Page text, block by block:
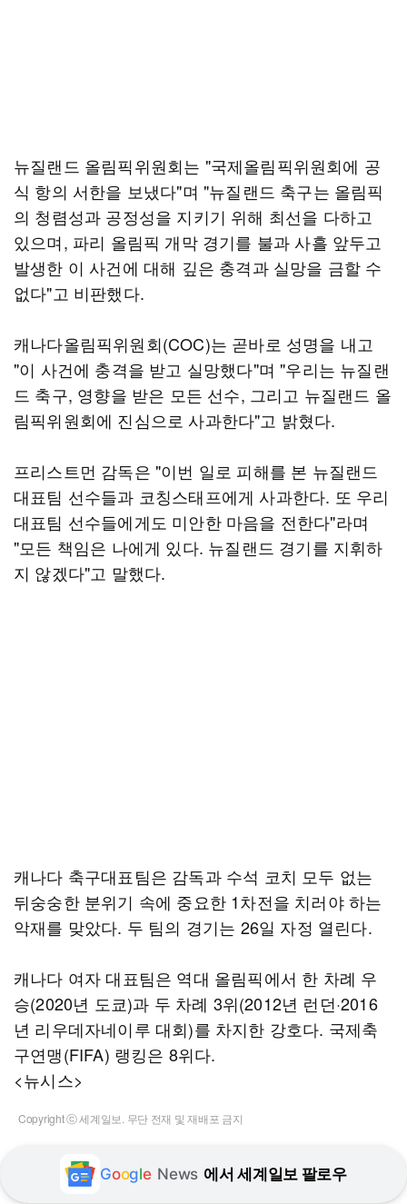
뉴질랜드 올림픽위원회는 "국제올림픽위원회에 공
식 항의 서한을 보냈다"며 "뉴질랜드 축구는 올림픽
의 청렴성과 공정성을 지키기 위해 최선을 다하고
있으며, 파리 올림픽 개막 경기를 불과 사흘 앞두고
발생한 이 사건에 대해 깊은 충격과 실망을 금할 수
없다"고 비판했다.
캐나다올림픽위원회(COC)는 곧바로 성명을 내고
"이 사건에 충격을 받고 실망했다"며 "우리는 뉴질랜
드 축구, 영향을 받은 모든 선수, 그리고 뉴질랜드 올
림픽위원회에 진심으로 사과한다"고 밝혔다.
프리스트먼 감독은 "이번 일로 피해를 본 뉴질랜드
대표팀 선수들과 코칭스태프에게 사과한다. 또 우리
대표팀 선수들에게도 미안한 마음을 전한다"라며
"모든 책임은 나에게 있다. 뉴질랜드 경기를 지휘하
지 않겠다"고 말했다.
캐나다 축구대표팀은 감독과 수석 코치 모두 없는
뒤숭숭한 분위기 속에 중요한 1차전을 치러야 하는
악재를 맞았다. 두 팀의 경기는 26일 자정 열린다.
캐나다 여자 대표팀은 역대 올림픽에서 한 차례 우
승(2020년 도쿄)과 두 차례 3위(2012년 런던·2016
년 리우데자네이루 대회)를 차지한 강호다. 국제축
구연맹(FIFA) 랭킹은 8위다.
<뉴시스>
Copyright ⓒ 세계일보. 무단 전재 및 재배포 금지
Google News 에서 세계일보 팔로우